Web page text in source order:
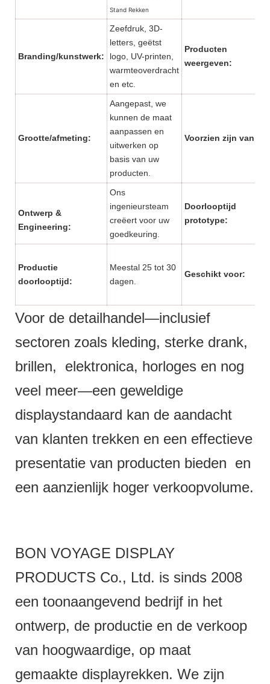
Stand Rekken
Branding/kunstwerk:
Zeefdruk, 3D-
letters, geëtst
logo, UV-printen,
warmteoverdracht
en etc.
Producten
weergeven:
Grootte/afmeting:
Aangepast, we
kunnen de maat
aanpassen en
uitwerken op
basis van uw
producten.
Voorzien zijn van:
Ontwerp &
Engineering:
Ons
ingenieursteam
creëert voor uw
goedkeuring.
Doorlooptijd
prototype:
Productie
doorlooptijd:
Meestal 25 tot 30
dagen.
Geschikt voor:
Voor de detailhandel—inclusief
sectoren zoals kleding, sterke drank,
brillen, elektronica, horloges en nog
veel meer—een geweldige
displaystandaard kan de aandacht
van klanten trekken en een effectieve
presentatie van producten bieden en
een aanzienlijk hoger verkoopvolume.
BON VOYAGE DISPLAY
PRODUCTS Co., Ltd. is sinds 2008
een toonaangevend bedrijf in het
ontwerp, de productie en de verkoop
van hoogwaardige, op maat
gemaakte displayrekken. We zijn